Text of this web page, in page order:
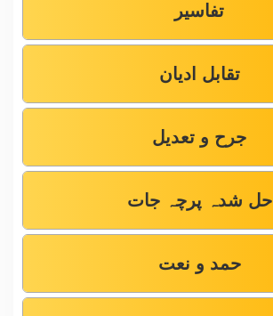
تفاسیر
تقابل ادیان
جرح و تعدیل
حل شدہ پرچہ جات
حمد و نعت